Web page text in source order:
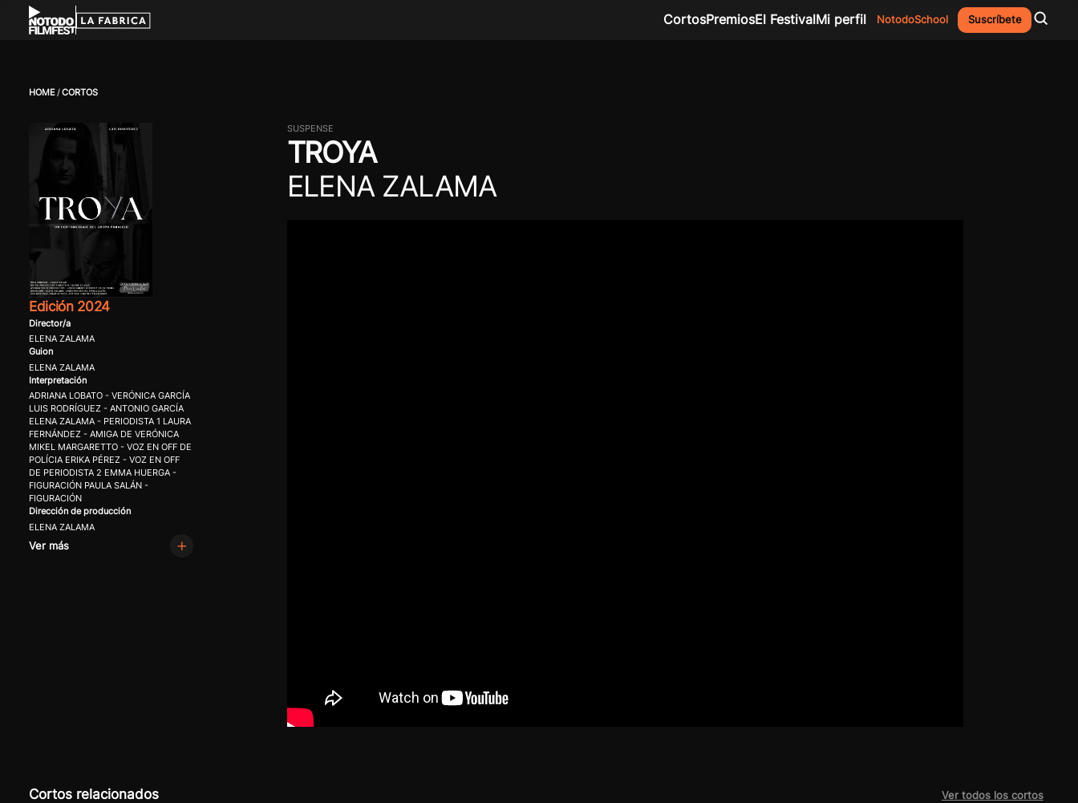
CortosPremiosEl FestivalMi perfil NotodoSchool Suscríbete
HOME CORTOS
SUSPENSE
TROYA
ELENA ZALAMA
Edición 2024
Director/a
ELENA ZALAMA
Guion
ELENA ZALAMA
Interpretación
ADRIANA LOBATO - VERÓNICA GARCÍA
LUIS RODRÍGUEZ - ANTONIO GARCÍA
ELENA ZALAMA - PERIODISTA 1 LAURA
FERNÁNDEZ - AMIGA DE VERÓNICA
MIKEL MARGARETTO - VOZ EN OFF DE
POLÍCIA ERIKA PÉREZ - VOZ EN OFF
DE PERIODISTA 2 EMMA HUERGA -
FIGURACIÓN PAULA SALÁN -
FIGURACIÓN
Dirección de producción
ELENA ZALAMA
Ver más
Cortos relacionados Ver todos los cortos